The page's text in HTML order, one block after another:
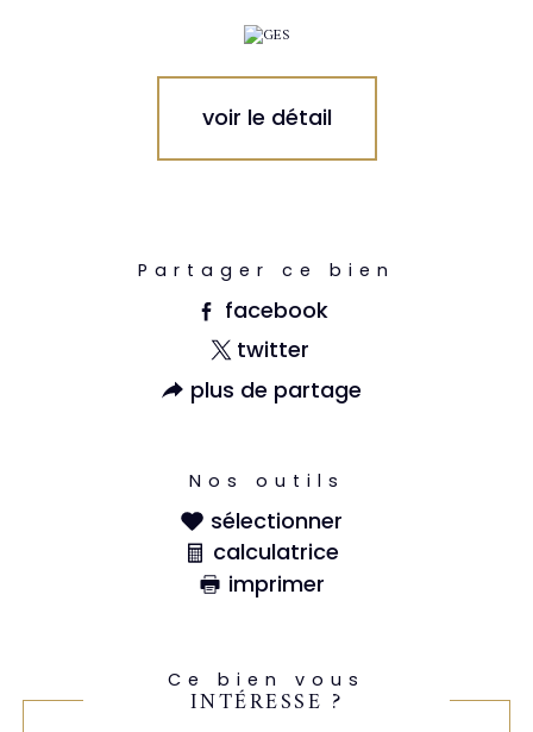
voir le détail
Partager ce bien
facebook
twitter
plus de partage
Nos outils
sélectionner
calculatrice
imprimer
Ce bien vous
INTÉRESSE ?